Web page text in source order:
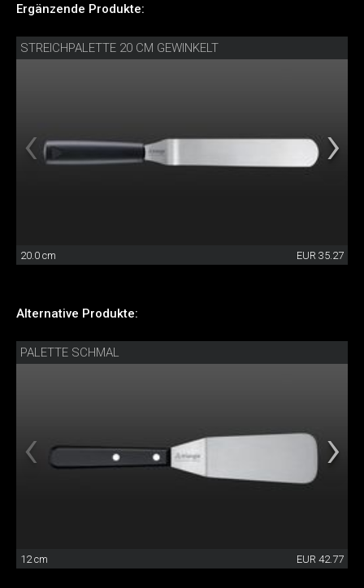
Ergänzende Produkte:
STREICHPALETTE 20 CM GEWINKELT
20.0 cm EUR 35.27
Alternative Produkte:
PALETTE SCHMAL
12 cm EUR 42.77